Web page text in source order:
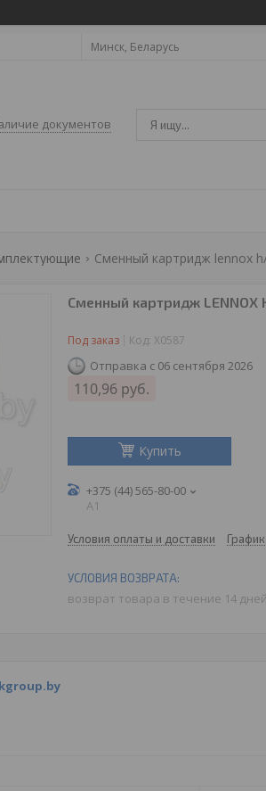
Минск, Беларусь
документов
Сменный картридж lennox
Сменный картридж LENNOX
Под заказ Код: X0587
Отправка с 06 сентября 2026
110,96 руб.
Купить
+375 (44) 565-80-00
A1
Условия оплаты и доставки
возврат товара в течение 14 дней